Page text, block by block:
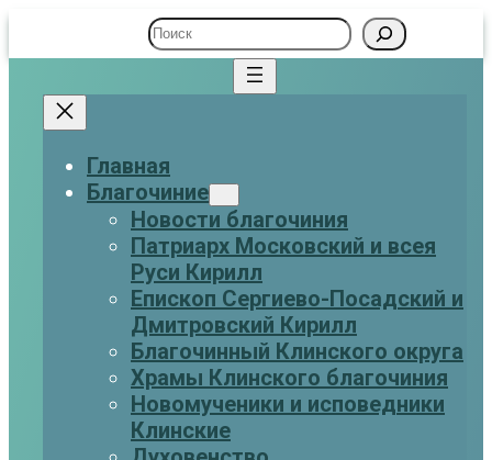
Поиск
Главная
Благочиние
Новости благочиния
Патриарх Московский и всея
Руси Кирилл
Eпископ Сергиево-Посадский и
Дмитровский Кирилл
Благочинный Клинского округа
Храмы Клинского благочиния
Новомученики и исповедники
Клинские